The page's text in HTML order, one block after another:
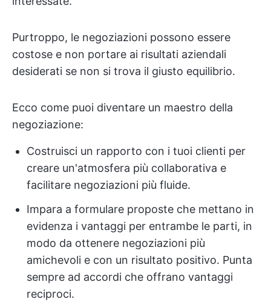
Purtroppo, le negoziazioni possono essere
costose e non portare ai risultati aziendali
desiderati se non si trova il giusto equilibrio.
Ecco come puoi diventare un maestro della
negoziazione:
Costruisci un rapporto con i tuoi clienti per
creare un'atmosfera più collaborativa e
facilitare negoziazioni più fluide.
Impara a formulare proposte che mettano in
evidenza i vantaggi per entrambe le parti, in
modo da ottenere negoziazioni più
amichevoli e con un risultato positivo. Punta
sempre ad accordi che offrano vantaggi
reciproci.